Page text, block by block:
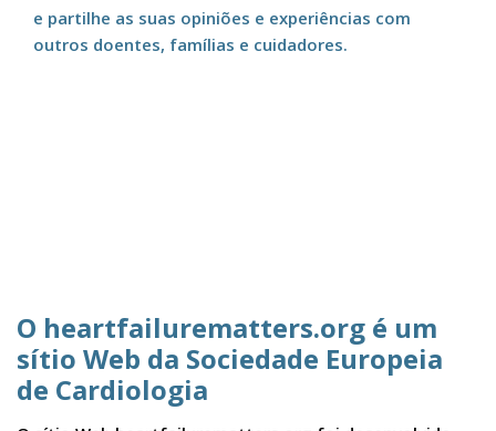
e partilhe as suas opiniões e experiências com
outros doentes, famílias e cuidadores.
O heartfailurematters.org é um
sítio Web da Sociedade Europeia
de Cardiologia